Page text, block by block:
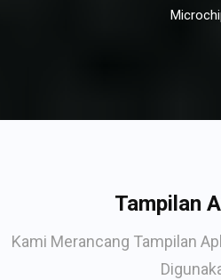
Tampilan
Kami Merancang Tampilan